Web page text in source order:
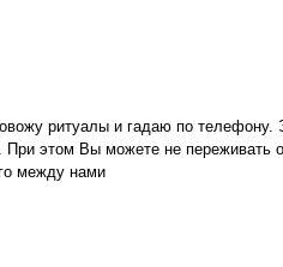
ритуалы и гадаю по телефону.
При этом Вы можете не переживать
между нами